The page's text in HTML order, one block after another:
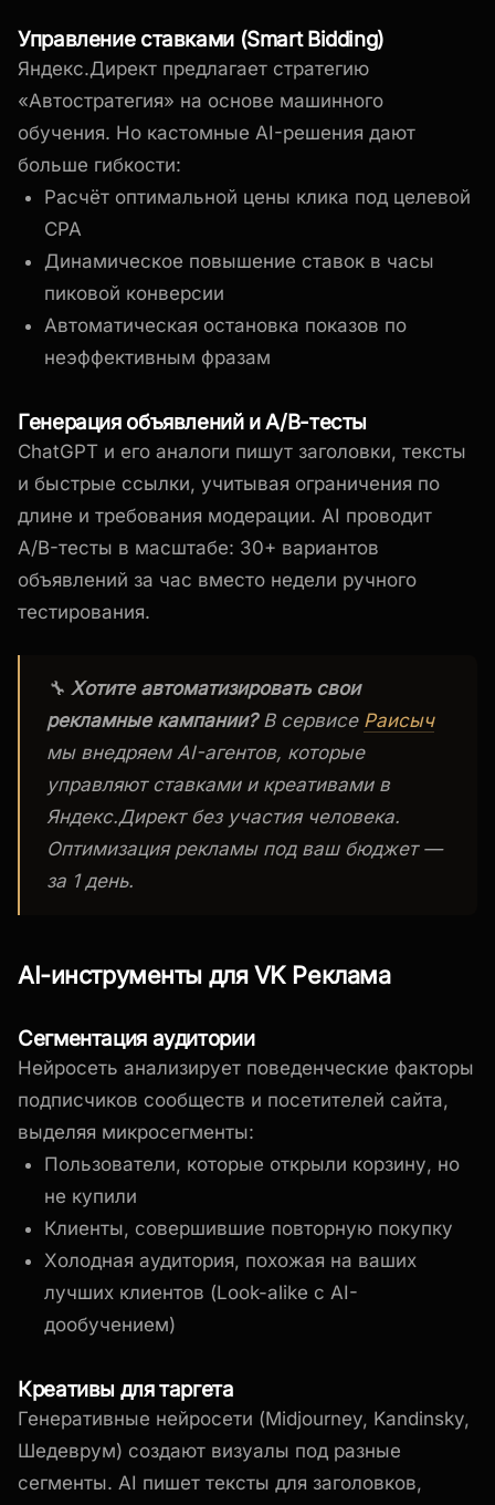
Управление ставками (Smart Bidding)
Яндекс.Директ предлагает стратегию
«Автостратегия» на основе машинного
обучения. Но кастомные AI-решения дают
больше гибкости:
Расчёт оптимальной цены клика под целевой
CPA
Динамическое повышение ставок в часы
пиковой конверсии
Автоматическая остановка показов по
неэффективным фразам
Генерация объявлений и A/B-тесты
ChatGPT и его аналоги пишут заголовки, тексты
и быстрые ссылки, учитывая ограничения по
длине и требования модерации. AI проводит
A/B-тесты в масштабе: 30+ вариантов
объявлений за час вместо недели ручного
тестирования.
🔧 Хотите автоматизировать свои
рекламные кампании?В сервисе Раисыч
мы внедряем AI-агентов, которые
управляют ставками и креативами в
Яндекс.Директ без участия человека.
Оптимизация рекламы под ваш бюджет —
за 1 день.
AI-инструменты для VK Реклама
Сегментация аудитории
Нейросеть анализирует поведенческие факторы
подписчиков сообществ и посетителей сайта,
выделяя микросегменты:
Пользователи, которые открыли корзину, но
не купили
Клиенты, совершившие повторную покупку
Холодная аудитория, похожая на ваших
лучших клиентов (Look-alike с AI-
дообучением)
Креативы для таргета
Генеративные нейросети (Midjourney, Kandinsky,
Шедеврум) создают визуалы под разные
сегменты. AI пишет тексты для заголовков,